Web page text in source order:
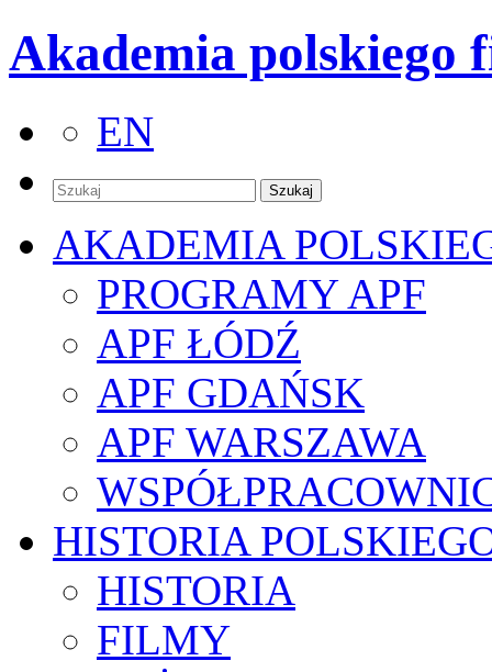
Akademia polskiego
EN
AKADEMIA
PROGRAMY APF
APF ŁÓDŹ
APF GDAŃSK
APF WARSZAWA
HISTORIA
HISTORIA
FILMY